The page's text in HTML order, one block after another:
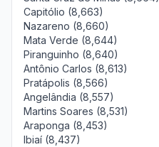
Capitólio (8,663)
Nazareno (8,660)
Mata Verde (8,644)
Piranguinho (8,640)
Antônio Carlos (8,613)
Pratápolis (8,566)
Angelândia (8,557)
Martins Soares (8,531)
Araponga (8,453)
Ibiaí (8,437)